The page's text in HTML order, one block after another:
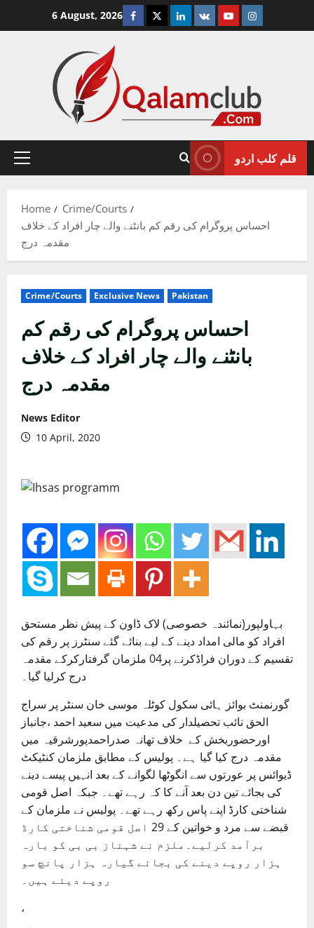
6 August, 2026 Facebook
TwitterLinkedin
VK YoutubeInstagram
Primary
قلم کلب اردو
Home
Crime/Courts
احساس پروگرام کی رقم کم بانٹنے والے چار افراد کے خلاف
مقدمہ درج
Crime/Courts Exclusive News Pakistan
احساس پروگرام کی رقم کم
بانٹنے والے چار افراد کے خلاف
مقدمہ درج
News Editor
10 April, 2020
بہاولپور(نمائندہ خصوصی) لاک ڈاون کے پیش نظر مستحق
افراد کو مالی امداد دینے کے لیے بنائے گئے سنٹرز پر رقم کی
تقسیم کے دوران فراڈکرنے پر04 ملزمان گرفتارکرکے مقدمہ
درج کرلیا گیا۔
گورنمنٹ بوائز ہائی سکول کوٹلہ موسی خان سنٹر پر سراج
الحق نائب تحصیلدار کی مدعیت میں سعید احمد ،جانباز
اورحضوربخش کے خلاف تھانہ صدراحمدپورشرقیہ میں
مقدمہ درج کیا گیا ہے۔ پولیس کے مطابق ملزمان کنٹیکٹ
ڈیوائس پر عورتوں سے انگوٹھا لگوانے کے بعد انہیں پیسے دینے
کی بجائے تین دن بعد آنے کا کہ رہے تھے۔ جبکہ اصل قومی
شناختی کارڈ اپنے پاس رکھ رہے تھے۔ پولیس نے ملزمان کے
قبضے سے مرد و خواتین کے 29 اصل قومی شناختی کارڈ
برآمد کرلیے۔ملزم نے شہناز بی بی کو بارہ
ہزار روپے دینے کی بجائے گیارہ ہزار پانچ سو
روپے دیئے ہیں۔
،